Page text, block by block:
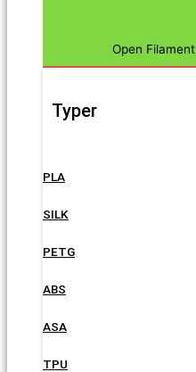
Open Filament
Typer
PLA
SILK
PETG
ABS
ASA
TPU